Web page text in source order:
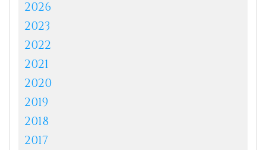
2026
2023
2022
2021
2020
2019
2018
2017